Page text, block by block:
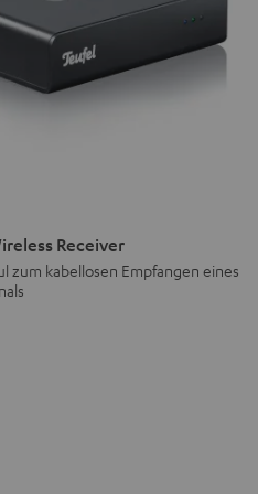
Receiver
zum kabellosen Empfangen eines